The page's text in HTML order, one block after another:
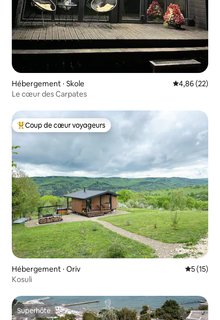
Hébergement ⋅ Skole Évaluation
4,86 (22)
Le cœur des Carpates
Coups de cœur voyageurs les plus appréciés
Coup de cœur voyageurs
Hébergement ⋅ Oriv
5 (15)
Kosuli
Superhôte
Superhôte